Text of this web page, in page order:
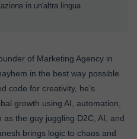
in un'altra lingua
of Marketing Agency in
in the best way possible.
code for creativity, he’s
growth using AI, automation,
the guy juggling D2C, AI, and
brings logic to chaos and